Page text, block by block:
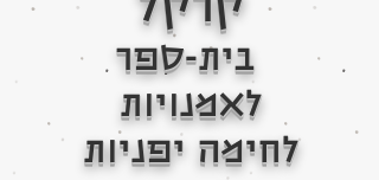
קרקל
בית-ספר
לאמנויות
לחימה יפניות